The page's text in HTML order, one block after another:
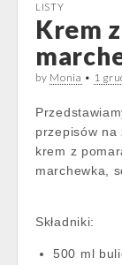
LISTY
Krem
by Monia • 1
przepisów na
krem z
marchewka,
Składniki:
500 ml